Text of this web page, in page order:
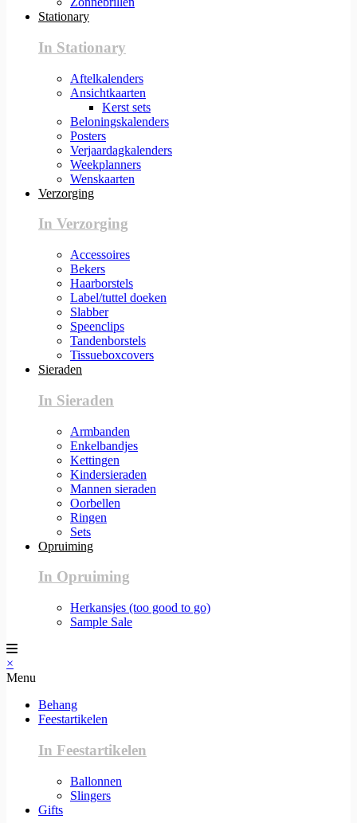
Stationary
In Stationary
Aftelkalenders
Ansichtkaarten
Kerst sets
Beloningskalenders
Posters
Verjaardagkalenders
Weekplanners
Wenskaarten
Verzorging
In Verzorging
Accessoires
Bekers
Haarborstels
Label/tuttel doeken
Slabber
Speenclips
Tandenborstels
Tissueboxcovers
Sieraden
In Sieraden
Armbanden
Enkelbandjes
Kettingen
Kindersieraden
Mannen sieraden
Oorbellen
Ringen
Sets
Opruiming
In Opruiming
Herkansjes (too good to go)
Sample Sale
×
Menu
Behang
Feestartikelen
In Feestartikelen
Ballonnen
Slingers
Gifts